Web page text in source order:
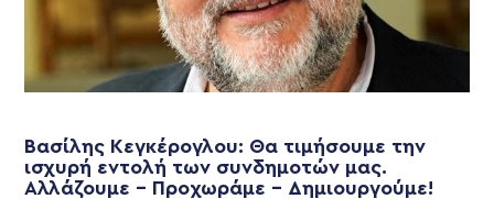
Βασίλης Κεγκέρογλου: Θα τιμήσουμε την
ισχυρή εντολή των συνδημοτών μας.
Αλλάζουμε – Προχωράμε – Δημιουργούμε!